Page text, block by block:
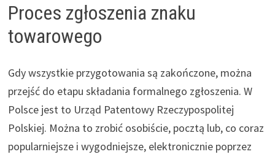
Proces zgłoszenia znaku
towarowego
Gdy wszystkie przygotowania są zakończone, można
przejść do etapu składania formalnego zgłoszenia. W
Polsce jest to Urząd Patentowy Rzeczypospolitej
Polskiej. Można to zrobić osobiście, pocztą lub, co coraz
popularniejsze i wygodniejsze, elektronicznie poprzez